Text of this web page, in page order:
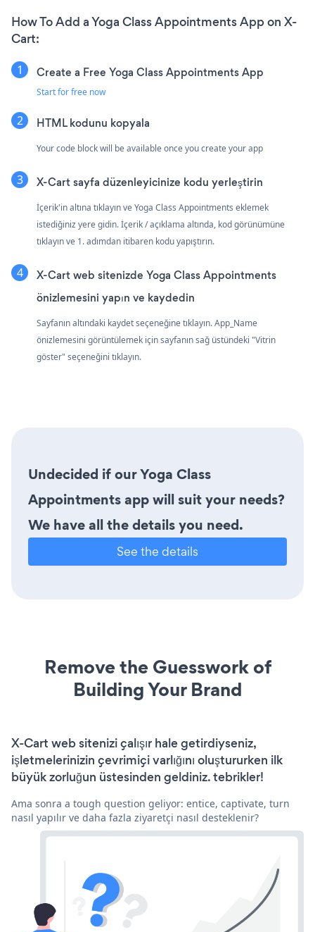
How To Add a Yoga Class Appointments App on X-
Cart:
Create a Free Yoga Class Appointments App
Start for free now
HTML kodunu kopyala
Your code block will be available once you create your app
X-Cart sayfa düzenleyicinize kodu yerleştirin
İçerik'in altına tıklayın ve Yoga Class Appointments eklemek
istediğiniz yere gidin. İçerik / açıklama altında, kod görünümüne
tıklayın ve 1. adımdan itibaren kodu yapıştırın.
X-Cart web sitenizde Yoga Class Appointments
önizlemesini yapın ve kaydedin
Sayfanın altındaki kaydet seçeneğine tıklayın. App_Name
önizlemesini görüntülemek için sayfanın sağ üstündeki "Vitrin
göster" seçeneğini tıklayın.
Undecided if our Yoga Class
Appointments app will suit your needs?
We have all the details you need.
See the details
Remove the Guesswork of
Building Your Brand
X-Cart web sitenizi çalışır hale getirdiyseniz,
işletmelerinizin çevrimiçi varlığını oluştururken ilk
büyük zorluğun üstesinden geldiniz. tebrikler!
Ama sonra a tough question geliyor: entice, captivate, turn
nasıl yapılır ve daha fazla ziyaretçi nasıl desteklenir?